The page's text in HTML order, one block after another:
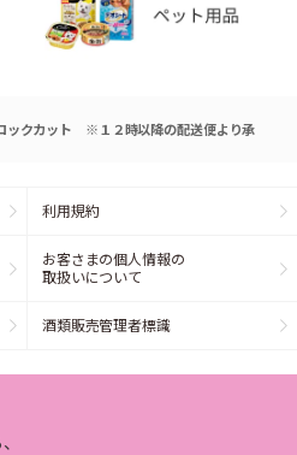
ックカット ※１２時以降の配送便より承
利用規約
お客さまの個人情報の
取扱いについて
酒類販売管理者標識